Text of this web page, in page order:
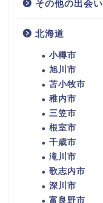
その他の出会い
北海道
小樽市
旭川市
苫小牧市
稚内市
三笠市
根室市
千歳市
滝川市
歌志内市
深川市
富良野市